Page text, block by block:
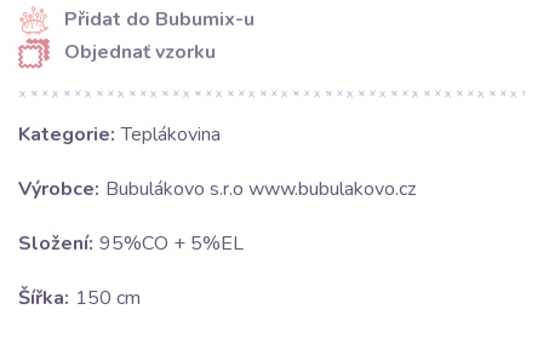
Přidat do Bubumix-u
Objednať vzorku
Kategorie: Teplákovina
Výrobce: Bubulákovo s.r.o www.bubulakovo.cz
Složení: 95%CO + 5%EL
Šířka: 150 cm